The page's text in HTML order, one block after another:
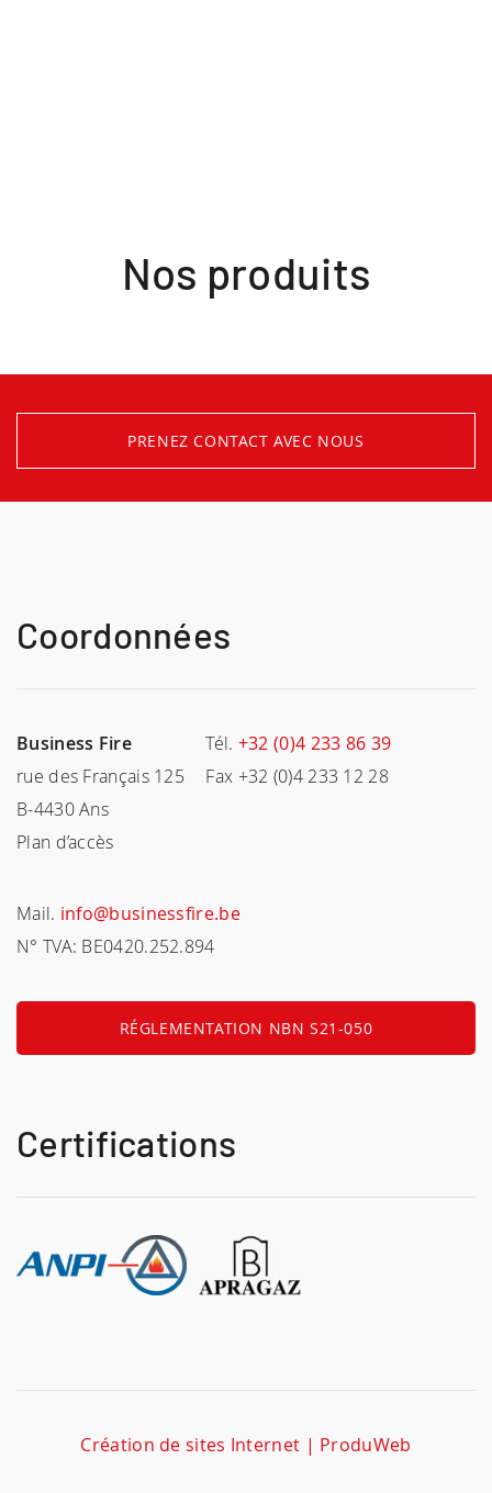
Nos produits
PRENEZ CONTACT AVEC NOUS
Coordonnées
Business Fire
rue des Français 125
B-4430 Ans
Plan d’accès
Tél. +32 (0)4 233 86 39
Fax +32 (0)4 233 12 28
Mail. info@businessfire.be
N° TVA: BE0420.252.894
RÉGLEMENTATION NBN S21-050
Certifications
Création de sites Internet | ProduWeb